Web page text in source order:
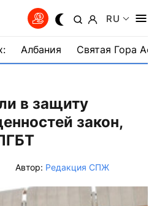
RU
Албания Святая Гора
в защиту
закон,
Автор: Редакция СПЖ